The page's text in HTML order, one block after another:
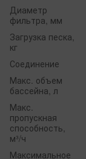
Диаметр
фильтра, мм
Загрузка песка,
кг
Соединение
Макс. объем
бассейна, л
Макс.
пропускная
способность,
м³/ч
Максимальное